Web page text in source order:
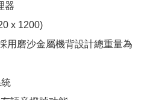
器
x 1200)
用磨沙金屬機背設計總重量為